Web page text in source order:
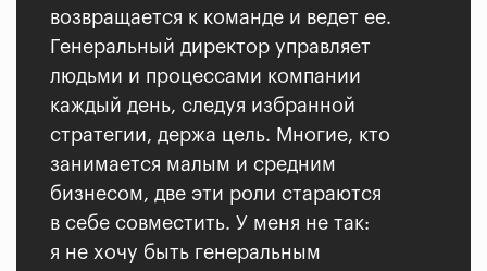
возвращается к команде и ведет ее.
Генеральный директор управляет
людьми и процессами компании
каждый день, следуя избранной
стратегии, держа цель. Многие, кто
занимается малым и средним
бизнесом, две эти роли стараются
в себе совместить. У меня не так:
я не хочу быть генеральным